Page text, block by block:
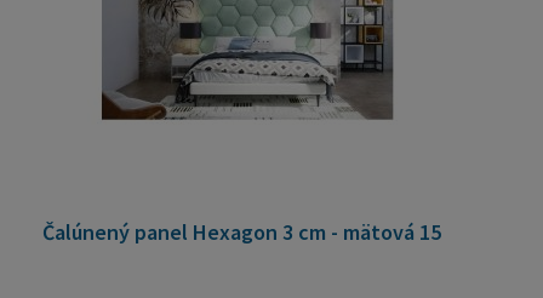
Čalúnený panel Hexagon 3 cm - mätová 15